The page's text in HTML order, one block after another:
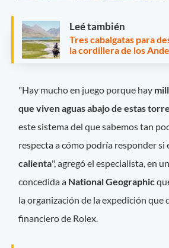
Leé también
Tres cabalgatas para
la cordillera de los
"Hay mucho en juego porque hay
que viven aguas abajo de estas
este sistema del que sabemos tan
respecta a cómo podría responder si
calienta", agregó el especialista, en
concedida a National Geographic
la organización de la expedición que
financiero de Rolex.